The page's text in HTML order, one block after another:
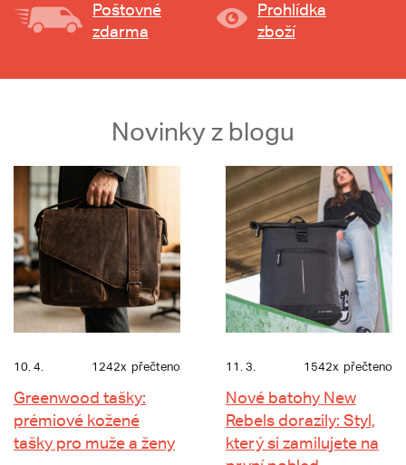
Poštovné
zdarma
Prohlídka
zboží
Novinky z blogu
10. 4. 1242x přečteno
Greenwood tašky:
prémiové kožené
tašky pro muže a ženy
11. 3. 1542x přečteno
Nové batohy New
Rebels dorazily: Styl,
který si zamilujete na